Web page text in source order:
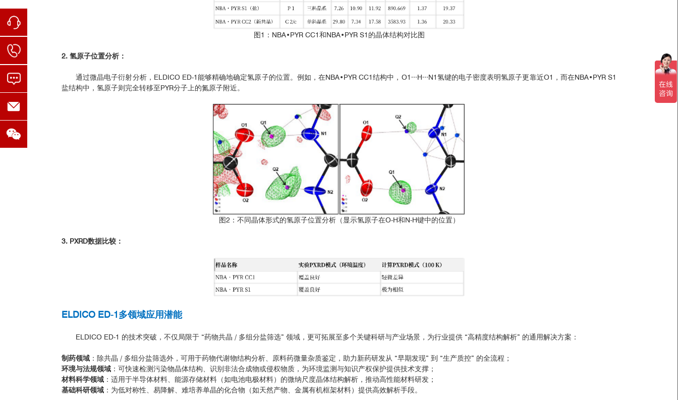
图1：NBA•PYR CC1和NBA•PYR S1的晶体结构对比图
2. 氢原子位置分析：
通过微晶电子衍射分析，ELDICO ED-1能够精确地确定氢原子的位置。例如，在NBA•PYR CC1结构中，O1∙∙∙H∙∙∙N1氢键的电子密度表明氢原子更靠近O1，而在NBA•PYR S1
盐结构中，氢原子则完全转移至PYR分子上的氮原子附近。
图2：不同晶体形式的氢原子位置分析（显示氢原子在O-H和N-H键中的位置）
3. PXRD数据比较：
ELDICO ED-1多领域应用潜能
ELDICO ED-1 的技术突破，不仅局限于 “药物共晶 / 多组分盐筛选” 领域，更可拓展至多个关键科研与产业场景，为行业提供 “高精度结构解析” 的通用解决方案：
制药领域 ：除共晶 / 多组分盐筛选外，可用于药物代谢物结构分析、原料药微量杂质鉴定，助力新药研发从 “早期发现” 到 “生产质控” 的全流程；
环境与法规领域 ：可快速检测污染物晶体结构、识别非法合成物或侵权物质，为环境监测与知识产权保护提供技术支撑；
材料科学领域 ：适用于半导体材料、能源存储材料（如电池电极材料）的微纳尺度晶体结构解析，推动高性能材料研发；
基础科研领域 ：为低对称性、易降解、难培养单晶的化合物（如天然产物、金属有机框架材料）提供高效解析手段。